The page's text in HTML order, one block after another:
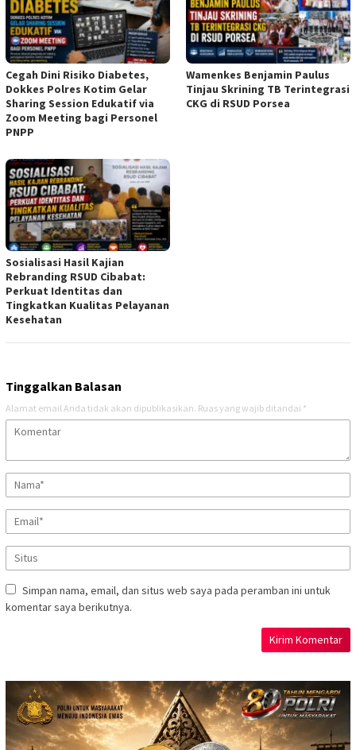
Cegah Dini Risiko Diabetes,
Dokkes Polres Kotim Gelar
Sharing Session Edukatif via
Zoom Meeting bagi Personel
PNPP
Wamenkes Benjamin Paulus
Tinjau Skrining TB Terintegrasi
CKG di RSUD Porsea
Sosialisasi Hasil Kajian
Rebranding RSUD Cibabat:
Perkuat Identitas dan
Tingkatkan Kualitas Pelayanan
Kesehatan
Tinggalkan Balasan
Alamat email Anda tidak akan dipublikasikan. Ruas yang wajib ditandai *
Simpan nama, email, dan situs web saya pada peramban ini untuk
komentar saya berikutnya.